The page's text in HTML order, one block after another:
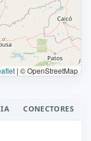
| © OpenStreetMap
CONECTORES